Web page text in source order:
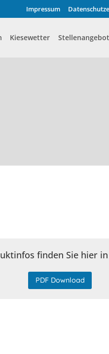
Impressum
Kiesewetter
finden Sie hier
PDF Download